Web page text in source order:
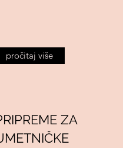
pročitaj više
ZA